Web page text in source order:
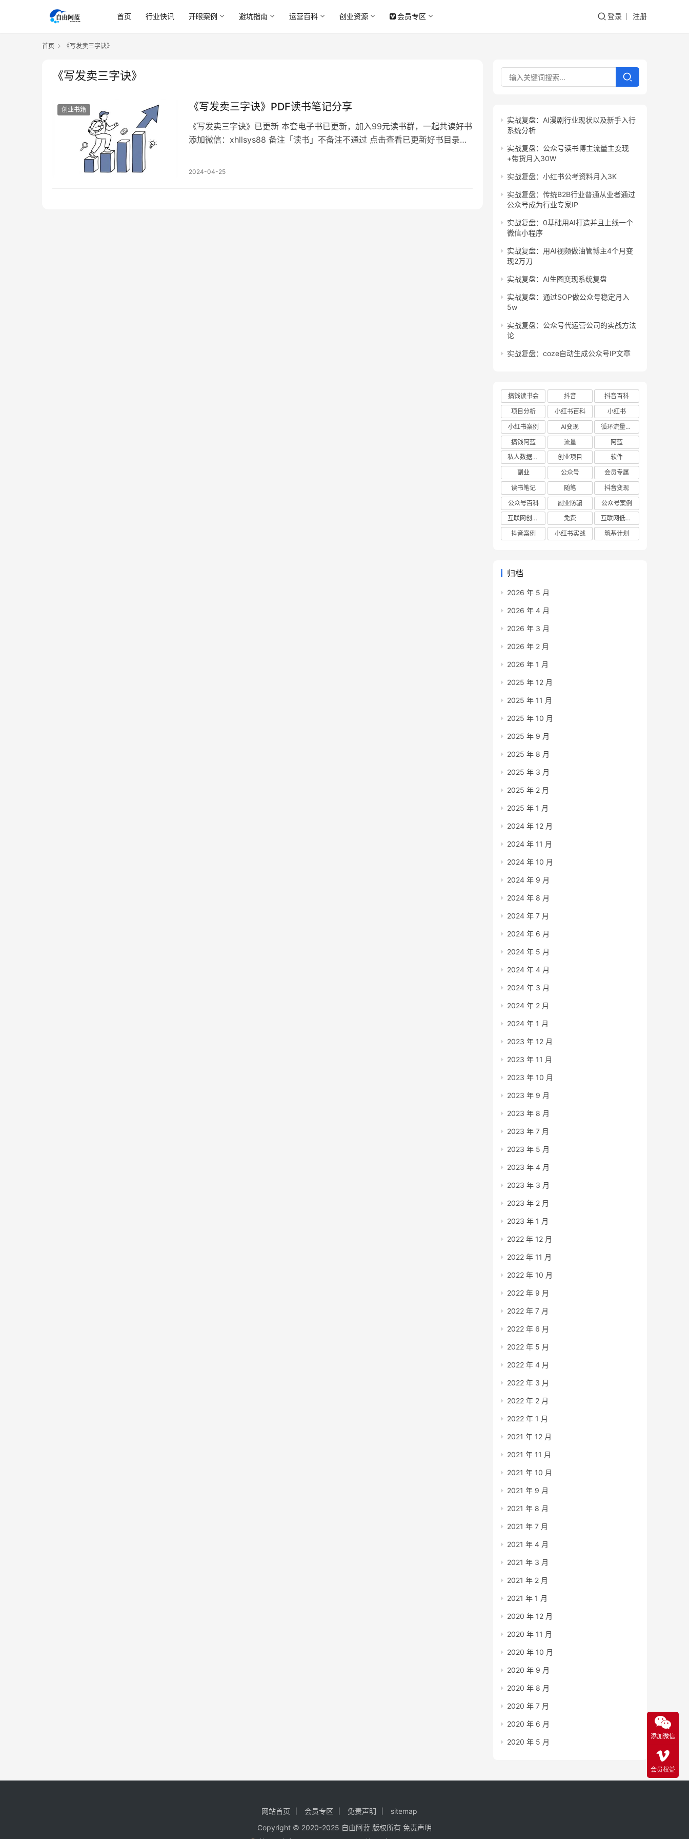
首页 行业快讯 开眼案例 避坑指南 运营百科 创业资源 会员专区 登录 注册
首页 《写发卖三字诀》
《写发卖三字诀》
创业书籍 《写发卖三字诀》PDF读书笔记分享
《写发卖三字诀》已更新 本套电子书已更新，加入99元读书群，一起共读好书
添加微信：xhllsys88 备注「读书」不备注不通过 点击查看已更新好书目录：
2024-04-25
实战复盘：AI漫剧行业现状以及新手入行
系统分析
实战复盘：公众号读书博主流量主变现
+带货月入30W
实战复盘：小红书公考资料月入3K
实战复盘：传统B2B行业普通从业者通过
公众号成为行业专家IP
实战复盘：0基础用AI打造并且上线一个
微信小程序
实战复盘：用AI视频做油管博主4个月变
现2万刀
实战复盘：AI生图变现系统复盘
实战复盘：通过SOP做公众号稳定月入
5w
实战复盘：公众号代运营公司的实战方法
论
实战复盘：coze自动生成公众号IP文章
搞钱读书会 抖音
抖音百科
项目分析
小红书百科
小红书
小红书案例
AI变现
循环流量实验室
搞钱阿蓝
流量
阿蓝
私人数据库项目
创业项目
软件
副业
公众号
会员专属
读书笔记
随笔
抖音变现
公众号百科
副业防骗
公众号案例
互联网创业项目
免费
互联网低成本创业项目
抖音案例
小红书实战 筑基计划
归档
2026 年 5 月
2026 年 4 月
2026 年 3 月
2026 年 2 月
2026 年 1 月
2025 年 12 月
2025 年 11 月
2025 年 10 月
2025 年 9 月
2025 年 8 月
2025 年 3 月
2025 年 2 月
2025 年 1 月
2024 年 12 月
2024 年 11 月
2024 年 10 月
2024 年 9 月
2024 年 8 月
2024 年 7 月
2024 年 6 月
2024 年 5 月
2024 年 4 月
2024 年 3 月
2024 年 2 月
2024 年 1 月
2023 年 12 月
2023 年 11 月
2023 年 10 月
2023 年 9 月
2023 年 8 月
2023 年 7 月
2023 年 5 月
2023 年 4 月
2023 年 3 月
2023 年 2 月
2023 年 1 月
2022 年 12 月
2022 年 11 月
2022 年 10 月
2022 年 9 月
2022 年 7 月
2022 年 6 月
2022 年 5 月
2022 年 4 月
2022 年 3 月
2022 年 2 月
2022 年 1 月
2021 年 12 月
2021 年 11 月
2021 年 10 月
2021 年 9 月
2021 年 8 月
2021 年 7 月
2021 年 4 月
2021 年 3 月
2021 年 2 月
2021 年 1 月
2020 年 12 月
2020 年 11 月
2020 年 10 月
2020 年 9 月
2020 年 8 月
2020 年 7 月
2020 年 6 月
2020 年 5 月
网站首页 会员专区 免责声明
sitemap
Copyright © 2020-2025 自由阿蓝 版权所有 免责声明
添加微信
会员权益